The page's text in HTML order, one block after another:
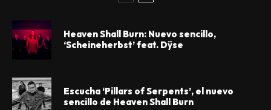
Heaven Shall Burn: Nuevo sencillo,
‘Scheineherbst’ feat. Dÿse
Escucha ‘Pillars of Serpents’, el nuevo
sencillo de Heaven Shall Burn